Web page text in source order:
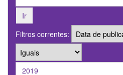
Filtros correntes: